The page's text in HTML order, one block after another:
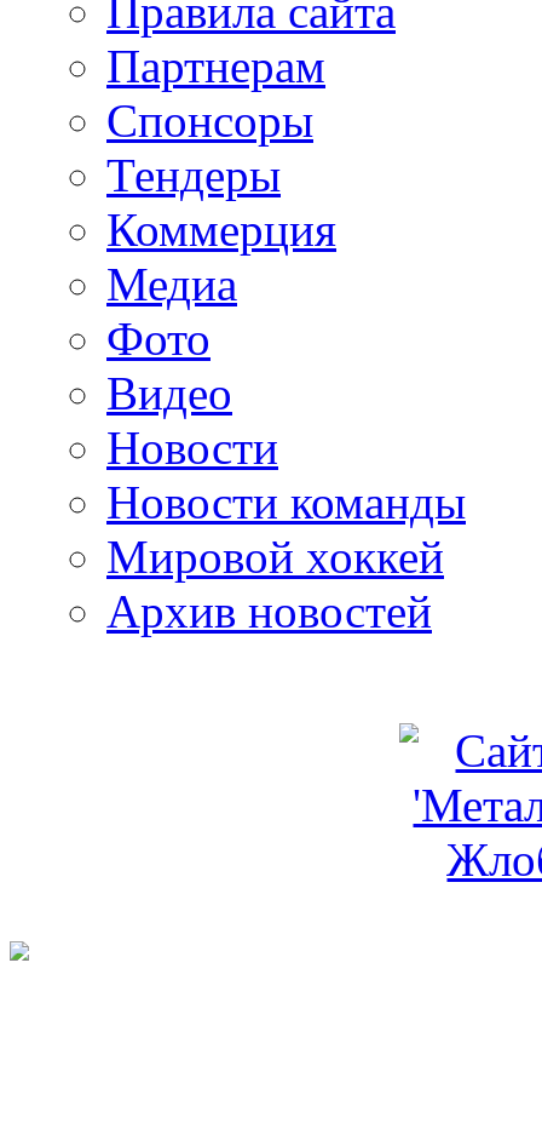
Правила сайта
Партнерам
Спонсоры
Тендеры
Коммерция
Медиа
Фото
Видео
Новости
Новости команды
Мировой хоккей
Архив новостей